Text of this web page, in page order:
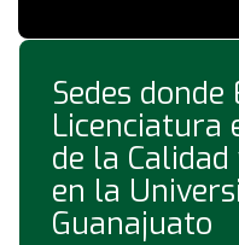
Sedes
Licenciatura
de la
en la
Guanajuato